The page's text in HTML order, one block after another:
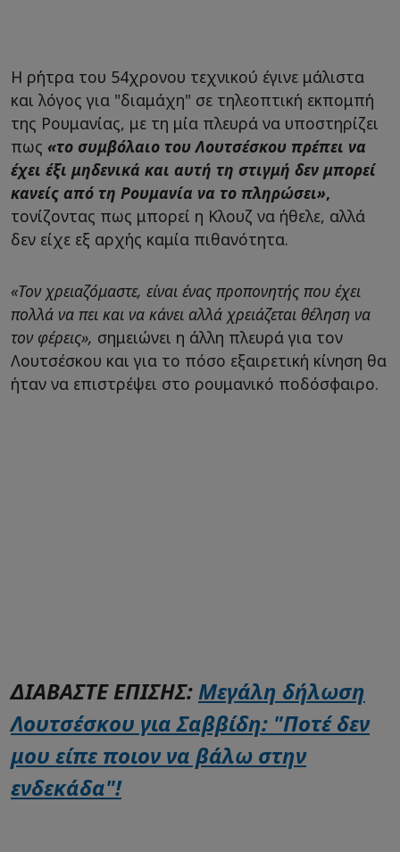
Η ρήτρα του 54χρονου τεχνικού έγινε μάλιστα
και λόγος για "διαμάχη" σε τηλεοπτική εκπομπή
της Ρουμανίας, με τη μία πλευρά να υποστηρίζει
πως «το συμβόλαιο του Λουτσέσκου πρέπει να
έχει έξι μηδενικά και αυτή τη στιγμή δεν μπορεί
κανείς από τη Ρουμανία να το πληρώσει»,
τονίζοντας πως μπορεί η Κλουζ να ήθελε, αλλά
δεν είχε εξ αρχής καμία πιθανότητα.
«Τον χρειαζόμαστε, είναι ένας προπονητής που έχει
πολλά να πει και να κάνει αλλά χρειάζεται θέληση να
τον φέρεις», σημειώνει η άλλη πλευρά για τον
Λουτσέσκου και για το πόσο εξαιρετική κίνηση θα
ήταν να επιστρέψει στο ρουμανικό ποδόσφαιρο.
ΔΙΑΒΑΣΤΕ ΕΠΙΣΗΣ:Μεγάλη δήλωση
Λουτσέσκου για Σαββίδη: "Ποτέ δεν
μου είπε ποιον να βάλω στην
ενδεκάδα"!